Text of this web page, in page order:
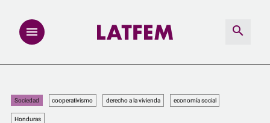
INVESTIGACIONES
Sociedad cooperativismo derecho a la vivienda economía social
Honduras